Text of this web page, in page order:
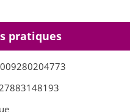
pratiques